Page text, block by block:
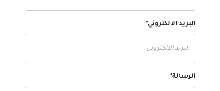
البريد الالكتروني*
الرسالة*